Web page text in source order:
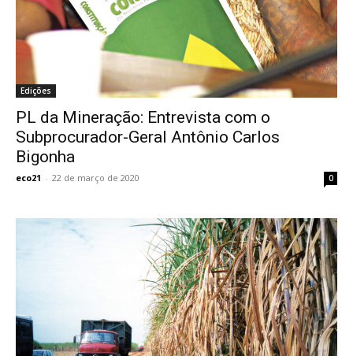
Edições
PL da Mineração: Entrevista com o
Subprocurador-Geral Antônio Carlos
Bigonha
eco21 - 22 de março de 2020 0